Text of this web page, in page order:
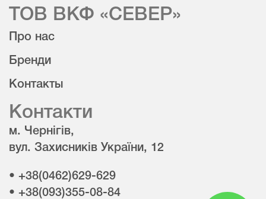
ТОВ ВКФ «СЕВЕР»
Про нас
Бренди
Контакты
Контакти
м. Чернігів,
вул. Захисників України, 12
• +38(0462)629-629
• +38(093)355-08-84